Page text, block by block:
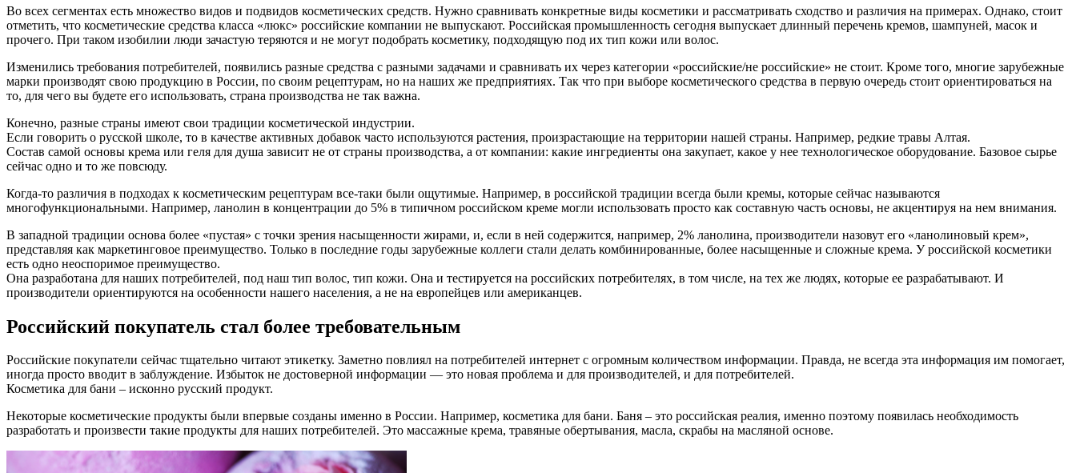
Во всех сегментах есть множество видов и подвидов косметических средств. Нужно сравнивать конкретные виды косметики и рассматривать сходство и различия на примерах. Однако, стоит
отметить, что косметические средства класса «люкс» российские компании не выпускают. Российская промышленность сегодня выпускает длинный перечень кремов, шампуней, масок и
прочего. При таком изобилии люди зачастую теряются и не могут подобрать косметику, подходящую под их тип кожи или волос.
Изменились требования потребителей, появились разные средства с разными задачами и сравнивать их через категории «российские/не российские» не стоит. Кроме того, многие зарубежные
марки производят свою продукцию в России, по своим рецептурам, но на наших же предприятиях. Так что при выборе косметического средства в первую очередь стоит ориентироваться на
то, для чего вы будете его использовать, страна производства не так важна.
Конечно, разные страны имеют свои традиции косметической индустрии.
Если говорить о русской школе, то в качестве активных добавок часто используются растения, произрастающие на территории нашей страны. Например, редкие травы Алтая.
Состав самой основы крема или геля для душа зависит не от страны производства, а от компании: какие ингредиенты она закупает, какое у нее технологическое оборудование. Базовое сырье
сейчас одно и то же повсюду.
Когда-то различия в подходах к косметическим рецептурам все-таки были ощутимые. Например, в российской традиции всегда были кремы, которые сейчас называются
многофункциональными. Например, ланолин в концентрации до 5% в типичном российском креме могли использовать просто как составную часть основы, не акцентируя на нем внимания.
В западной традиции основа более «пустая» с точки зрения насыщенности жирами, и, если в ней содержится, например, 2% ланолина, производители назовут его «ланолиновый крем»,
представляя как маркетинговое преимущество. Только в последние годы зарубежные коллеги стали делать комбинированные, более насыщенные и сложные крема. У российской косметики
есть одно неоспоримое преимущество.
Она разработана для наших потребителей, под наш тип волос, тип кожи. Она и тестируется на российских потребителях, в том числе, на тех же людях, которые ее разрабатывают. И
производители ориентируются на особенности нашего населения, а не на европейцев или американцев.
Российский покупатель стал более требовательным
Российские покупатели сейчас тщательно читают этикетку. Заметно повлиял на потребителей интернет с огромным количеством информации. Правда, не всегда эта информация им помогает,
иногда просто вводит в заблуждение. Избыток не достоверной информации — это новая проблема и для производителей, и для потребителей.
Косметика для бани – исконно русский продукт.
Некоторые косметические продукты были впервые созданы именно в России. Например, косметика для бани. Баня – это российская реалия, именно поэтому появилась необходимость
разработать и произвести такие продукты для наших потребителей. Это массажные крема, травяные обертывания, масла, скрабы на масляной основе.